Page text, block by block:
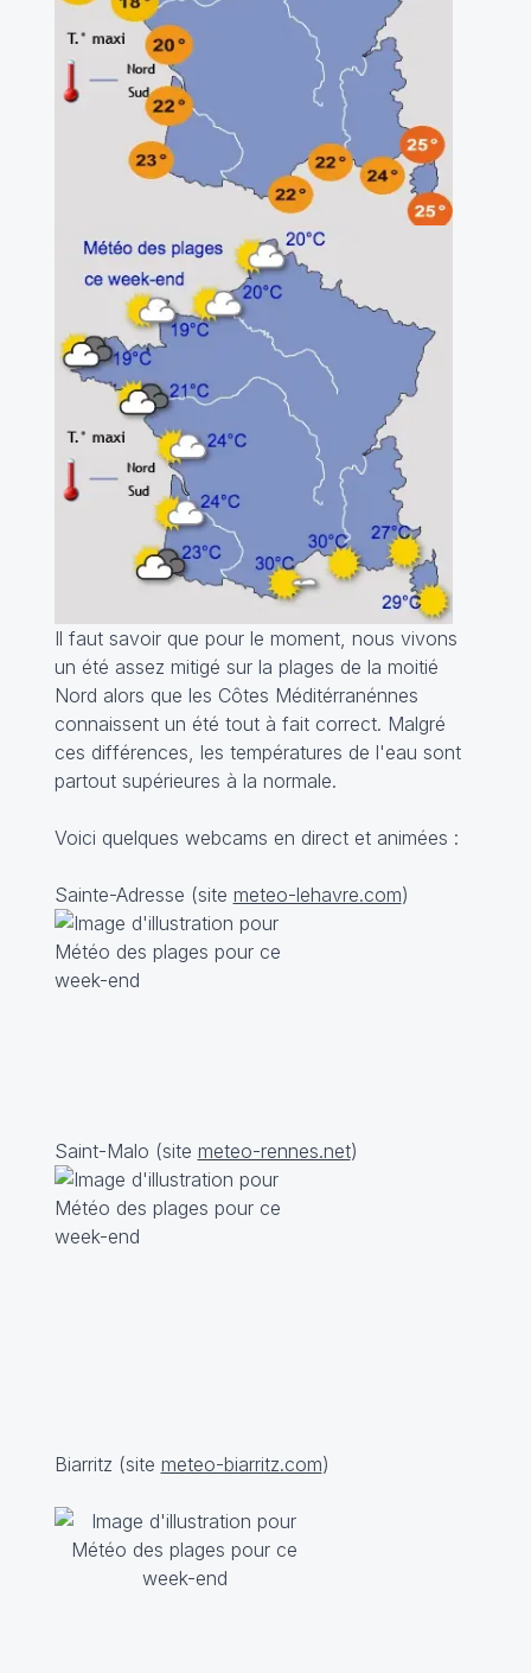
Il faut savoir que pour le moment, nous vivons
un été assez mitigé sur la plages de la moitié
Nord alors que les Côtes Méditérranénnes
connaissent un été tout à fait correct. Malgré
ces différences, les températures de l'eau sont
partout supérieures à la normale.
Voici quelques webcams en direct et animées :
Sainte-Adresse (site meteo-lehavre.com)
Saint-Malo (site meteo-rennes.net)
Biarritz (site meteo-biarritz.com)